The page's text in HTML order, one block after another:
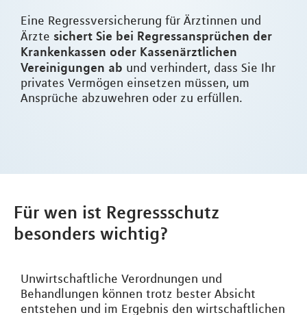
Eine Regressversicherung für Ärztinnen und
Ärzte sichert Sie bei Regressansprüchen der
Krankenkassen oder Kassenärztlichen
Vereinigungen ab und verhindert, dass Sie Ihr
privates Vermögen einsetzen müssen, um
Ansprüche abzuwehren oder zu erfüllen.
Für wen ist Regressschutz
besonders wichtig?
Unwirtschaftliche Verordnungen und
Behandlungen können trotz bester Absicht
entstehen und im Ergebnis den wirtschaftlichen